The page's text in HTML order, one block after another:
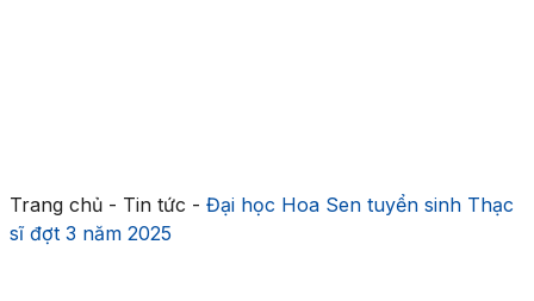
Trang chủ- Tin tức - Đại học Hoa Sen tuyển sinh Thạc
sĩ đợt 3 năm 2025